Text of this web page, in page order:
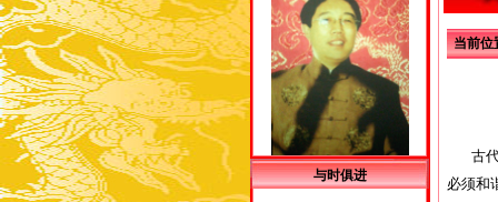
与时俱进
当前位
古
必须和